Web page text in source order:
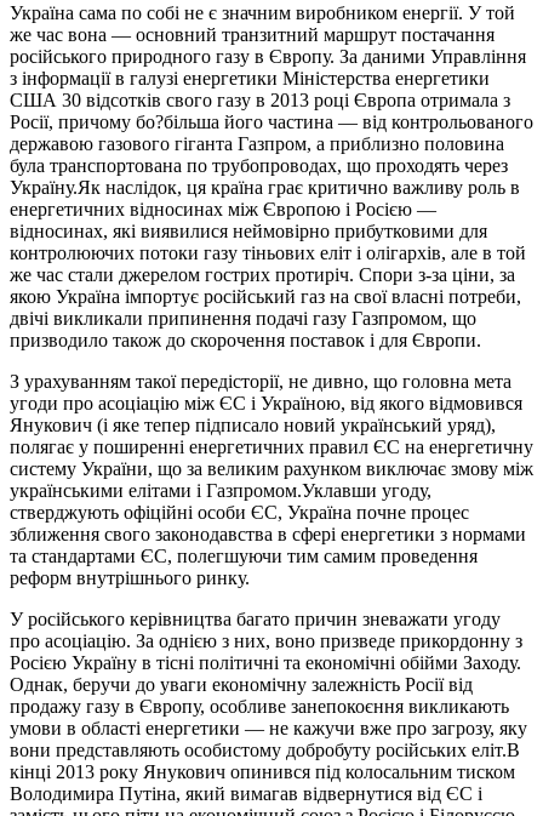
Україна сама по собі не є значним виробником енергії. У той
же час вона — основний транзитний маршрут постачання
російського природного газу в Європу. За даними Управління
з інформації в галузі енергетики Міністерства енергетики
США 30 відсотків свого газу в 2013 році Європа отримала з
Росії, причому бо?більша його частина — від контрольованого
державою газового гіганта Газпром, а приблизно половина
була транспортована по трубопроводах, що проходять через
Україну.Як наслідок, ця країна грає критично важливу роль в
енергетичних відносинах між Європою і Росією —
відносинах, які виявилися неймовірно прибутковими для
контролюючих потоки газу тіньових еліт і олігархів, але в той
же час стали джерелом гострих протиріч. Спори з-за ціни, за
якою Україна імпортує російський газ на свої власні потреби,
двічі викликали припинення подачі газу Газпромом, що
призводило також до скорочення поставок і для Європи.
З урахуванням такої передісторії, не дивно, що головна мета
угоди про асоціацію між ЄС і Україною, від якого відмовився
Янукович (і яке тепер підписало новий український уряд),
полягає у поширенні енергетичних правил ЄС на енергетичну
систему України, що за великим рахунком виключає змову між
українськими елітами і Газпромом.Уклавши угоду,
стверджують офіційні особи ЄС, Україна почне процес
зближення свого законодавства в сфері енергетики з нормами
та стандартами ЄС, полегшуючи тим самим проведення
реформ внутрішнього ринку.
У російського керівництва багато причин зневажати угоду
про асоціацію. За однією з них, воно призведе прикордонну з
Росією Україну в тісні політичні та економічні обійми Заходу.
Однак, беручи до уваги економічну залежність Росії від
продажу газу в Європу, особливе занепокоєння викликають
умови в області енергетики — не кажучи вже про загрозу, яку
вони представляють особистому добробуту російських еліт.В
кінці 2013 року Янукович опинився під колосальним тиском
Володимира Путіна, який вимагав відвернутися від ЄС і